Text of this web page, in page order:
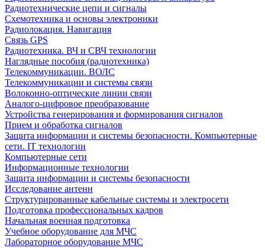
Радиотехнические цепи и сигналы
Схемотехника и основы электроники
Радиолокация. Навигация
Связь GPS
Радиотехника. ВЧ и СВЧ технологии
Наглядные пособия (радиотехника)
Телекоммуникации. ВОЛС
Телекоммуникации и системы связи
Волоконно-оптические линии связи
Аналого-цифровое преобразование
Устройства генерирования и формирования сигналов
Прием и обработка сигналов
Защита информации и системы безопасности. Компьютерные
сети. IT технологии
Компьютерные сети
Информационные технологии
Защита информации и системы безопасности
Исследование антенн
Структурированные кабельные системы и электросети
Подготовка профессиональных кадров
Начальная военная подготовка
Учебное оборудование для МЧС
Лабораторное оборудование МЧС